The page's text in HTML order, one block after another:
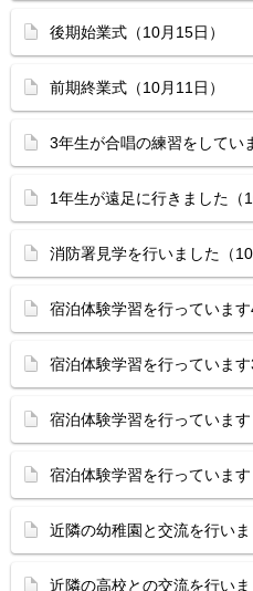
後期始業式（10月15日）
前期終業式（10月11日）
3年生が合唱の練習をしてい
1年生が遠足に行きました（
消防署見学を行いました（10
宿泊体験学習を行っています
宿泊体験学習を行っています
宿泊体験学習を行っています
宿泊体験学習を行っています
近隣の幼稚園と交流を行いま
近隣の高校との交流を行いま